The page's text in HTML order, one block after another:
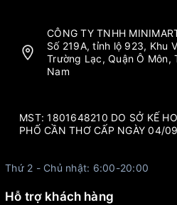
CÔNG TY TNHH
Số 219A, tỉnh lộ 923, Khu
Trường Lạc, Quận Ô Môn,
Nam
MST: 1801648210 DO SỞ KẾ
PHỐ CẦN THƠ CẤP NGÀY 04/
Thứ 2 - Chủ nhật: 6:00-20:00
Hỗ trợ khách hàng